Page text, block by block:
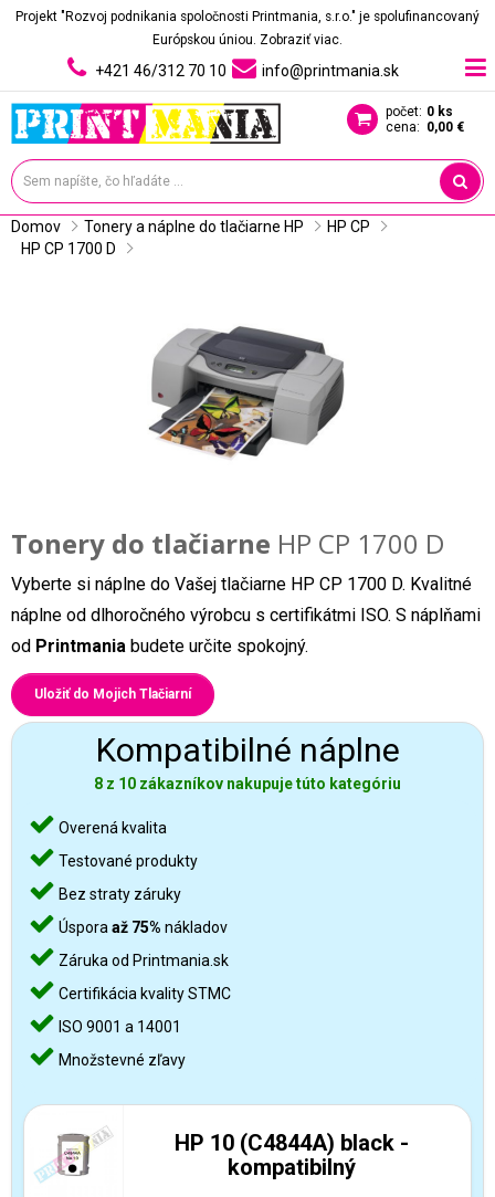
Projekt "Rozvoj podnikania spoločnosti Printmania, s.r.o." je spolufinancovaný
Európskou úniou. Zobraziť viac.
+421 46/312 70 10 info@printmania.sk
počet: 0 ks
cena: 0,00 €
Domov Tonery a náplne do tlačiarne HP
HP CP
HP CP 1700 D
Tonery do tlačiarne HP CP 1700 D
Vyberte si náplne do Vašej tlačiarne HP CP 1700 D. Kvalitné
náplne od dlhoročného výrobcu s certifikátmi ISO. S náplňami
od Printmania budete určite spokojný.
Uložiť do Mojich Tlačiarní
Kompatibilné náplne
8 z 10 zákazníkov nakupuje túto kategóriu
Overená kvalita
Testované produkty
Bez straty záruky
Úspora až 75% nákladov
Záruka od Printmania.sk
Certifikácia kvality STMC
ISO 9001 a 14001
Množstevné zľavy
HP 10 (C4844A) black -
kompatibilný